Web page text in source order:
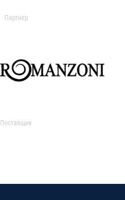
Партнер
Поставщик